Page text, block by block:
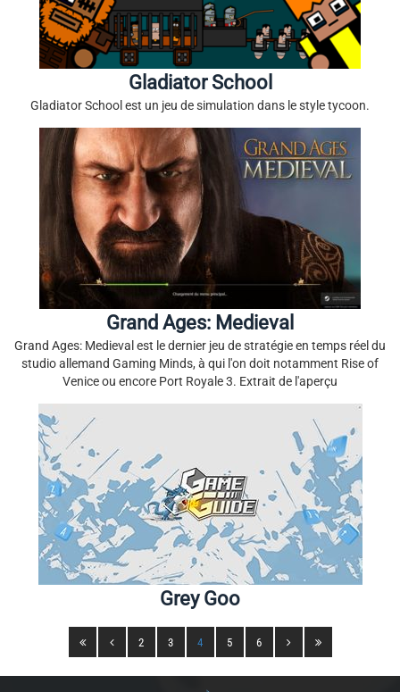
Gladiator School
Gladiator School est un jeu de simulation dans le style tycoon.
Grand Ages: Medieval
Grand Ages: Medieval est le dernier jeu de stratégie en temps réel du
studio allemand Gaming Minds, à qui l'on doit notamment Rise of
Venice ou encore Port Royale 3. Extrait de l'aperçu
Grey Goo
2 3 4 5 6